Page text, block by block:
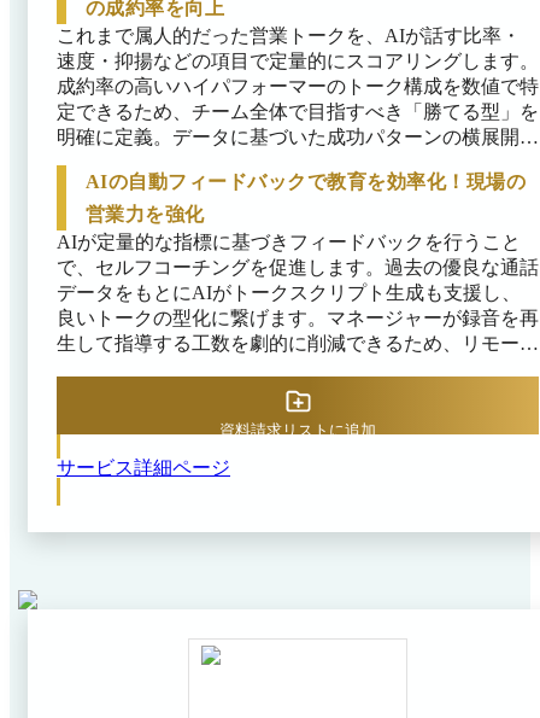
の成約率を向上
これまで属人的だった営業トークを、AIが話す比率・
速度・抑揚などの項目で定量的にスコアリングします。
成約率の高いハイパフォーマーのトーク構成を数値で特
定できるため、チーム全体で目指すべき「勝てる型」を
明確に定義。データに基づいた成功パターンの横展開に
より、メンバー間のスキル格差を解消し、組織全体のパ
フォーマンスを安定させます。
AIの自動フィードバックで教育を効率化！現場の
営業力を強化
AIが定量的な指標に基づきフィードバックを行うこと
で、セルフコーチングを促進します。過去の優良な通話
データをもとにAIがトークスクリプト生成も支援し、
良いトークの型化に繋げます。マネージャーが録音を再
生して指導する工数を劇的に削減できるため、リモート
続ける強い組織へと変革します。
サービス詳細ページ
資料請求リストに追加